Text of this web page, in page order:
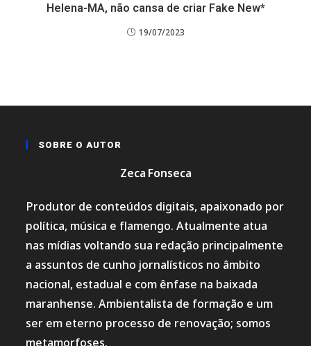
Helena-MA, não cansa de criar Fake New*
19/07/2023
SOBRE O AUTOR
Zeca Fonseca
Produtor de conteúdos digitais, apaixonado por
política, música e flamengo. Atualmente atua
nas mídias voltando sua redação principalmente
a assuntos de cunho jornalísticos no âmbito
nacional, estadual e com ênfase na baixada
maranhense. Ambientalista de formação e um
ser em eterno processo de renovação; somos
metamorfoses.